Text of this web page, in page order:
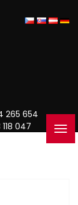
265 654
047